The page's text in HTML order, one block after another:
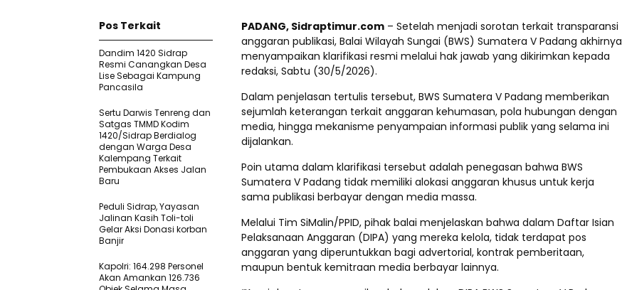
PADANG, Sidraptimur.com – Setelah menjadi sorotan terkait transparansi
anggaran publikasi, Balai Wilayah Sungai (BWS) Sumatera V Padang akhirnya
menyampaikan klarifikasi resmi melalui hak jawab yang dikirimkan kepada
redaksi, Sabtu (30/5/2026).
Dalam penjelasan tertulis tersebut, BWS Sumatera V Padang memberikan
sejumlah keterangan terkait anggaran kehumasan, pola hubungan dengan
media, hingga mekanisme penyampaian informasi publik yang selama ini
dijalankan.
Poin utama dalam klarifikasi tersebut adalah penegasan bahwa BWS
Sumatera V Padang tidak memiliki alokasi anggaran khusus untuk kerja
sama publikasi berbayar dengan media massa.
Melalui Tim SiMalin/PPID, pihak balai menjelaskan bahwa dalam Daftar Isian
Pelaksanaan Anggaran (DIPA) yang mereka kelola, tidak terdapat pos
anggaran yang diperuntukkan bagi advertorial, kontrak pemberitaan,
maupun bentuk kemitraan media berbayar lainnya.
Pos Terkait
Dandim 1420 Sidrap
Resmi Canangkan Desa
Lise Sebagai Kampung
Pancasila
Sertu Darwis Tenreng dan
Satgas TMMD Kodim
1420/Sidrap Berdialog
dengan Warga Desa
Kalempang Terkait
Pembukaan Akses Jalan
Baru
Peduli Sidrap, Yayasan
Jalinan Kasih Toli-toli
Gelar Aksi Donasi korban
Banjir
Kapolri: 164.298 Personel
Akan Amankan 126.736